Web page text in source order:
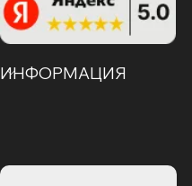
ИНФОРМАЦИЯ